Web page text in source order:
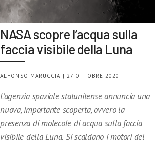
NASA scopre l’acqua sulla
faccia visibile della Luna
ALFONSO MARUCCIA | 27 OTTOBRE 2020
L’agenzia spaziale statunitense annuncia una
nuova, importante scoperta, ovvero la
presenza di molecole di acqua sulla faccia
visibile della Luna. Si scaldano i motori del